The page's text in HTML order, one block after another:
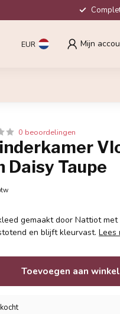
EUR Mijn
0 beoordelingen
Daisy Taupe
gemaakt door Nattiot
en blijft kleurvast.Lees
Toevoegen aan